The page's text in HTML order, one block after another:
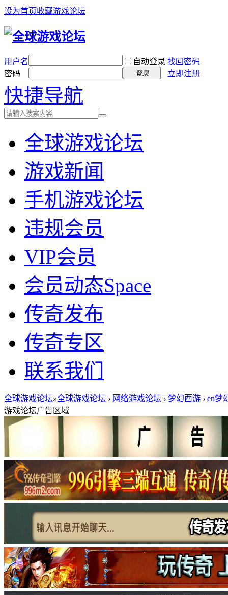
设为首页收藏游戏论坛
用户名 自动登录 找回密码
密码
登录 立即注册
快捷导航
全球游戏论坛
游戏新闻
手机游戏论坛
违规会员
VIP会员
会员动态Space
传奇发布
传奇专区
联系我们
全球游戏论坛»全球游戏论坛 › 网络游戏论坛 › 梦幻西游 › en梦
游戏论坛广告区域